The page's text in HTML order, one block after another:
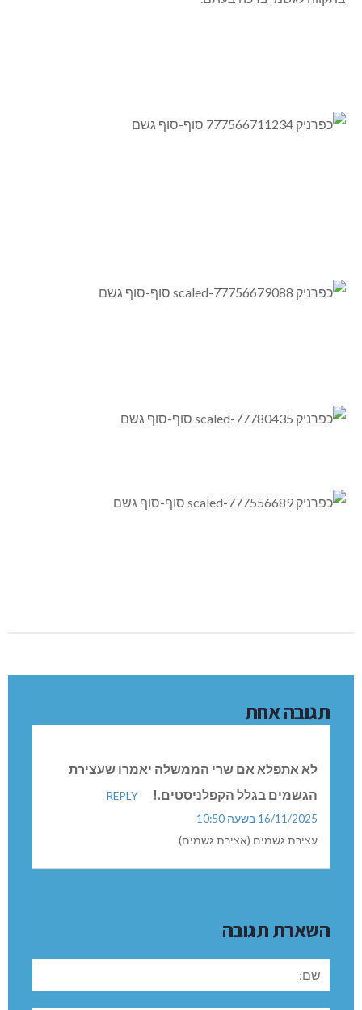
תגובה אחת
לא אתפלא אם שרי הממשלה יאמרו שעצירת
הגשמים בגלל הקפלניסטים.!
REPLY
16/11/2025 בשעה 10:50
עצירת גשמים (אצירת גשמים)
השארת תגובה
שם: